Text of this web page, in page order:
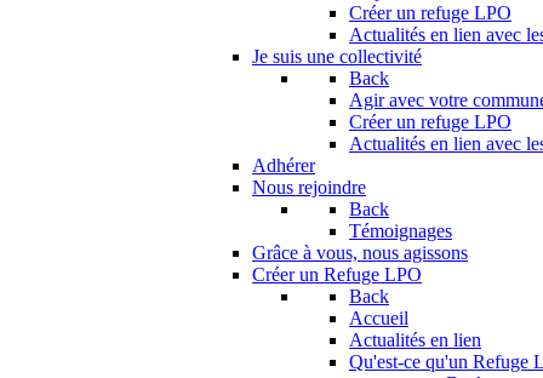
Créer un refuge LPO
Actualités en lien avec
Je suis une collectivité
Back
Agir avec votre
Créer un refuge LPO
Actualités en lien avec
Adhérer
Nous rejoindre
Back
Témoignages
Grâce à vous, nous agissons
Créer un Refuge LPO
Back
Accueil
Actualités en lien
Qu'est-ce qu'un Refuge